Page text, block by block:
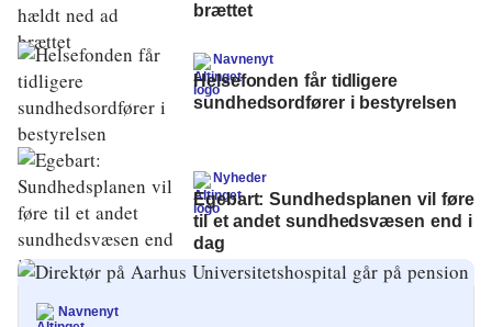
brættet
Navnenyt
Helsefonden får tidligere
sundhedsordfører i bestyrelsen
Nyheder
Egebart: Sundhedsplanen vil føre
til et andet sundhedsvæsen end i
dag
Navnenyt